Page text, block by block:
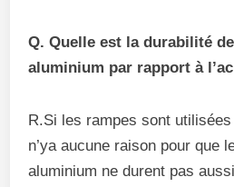
Q. Quelle est la durabilité
aluminium par rapport à
R.Si les rampes sont
n’ya aucune raison pour que
aluminium ne durent pas